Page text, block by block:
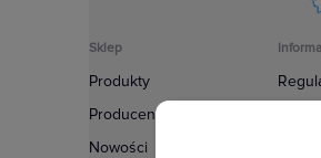
Sklep
Produkty
Producenci
Nowości